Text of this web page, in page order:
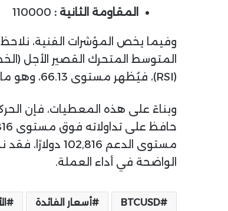
المقاومة الثانية :
المتوسط المتحرك القصير الأجل
(RSI)، فيُظهر مستوى 66.13، وهو ما يعكس زخمًا إيجابيًا قويًا دون الدخول بعد في منطقة ذروة الشراء.
وبناءً على هذه المعطيات، فإن
مستوى الدعم
الواضحة في أداء العملة.
BTCUSD أسعار الفائدة